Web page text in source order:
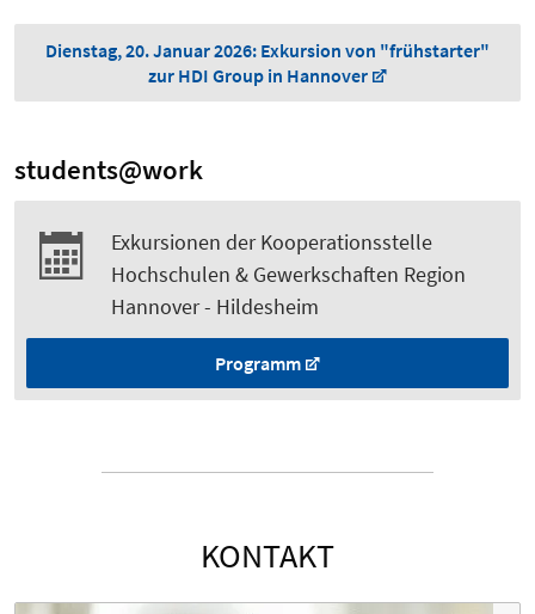
Dienstag, 20. Januar 2026: Exkursion von "frühstarter"
zur HDI Group in Hannover
students@work
Exkursionen der Kooperationsstelle
Hochschulen & Gewerkschaften Region
Hannover - Hildesheim
Programm
KONTAKT